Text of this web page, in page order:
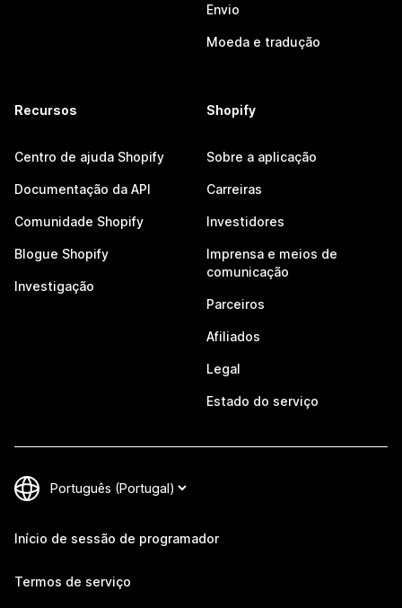
Envio
Moeda e tradução
Recursos
Centro de ajuda Shopify
Documentação da API
Comunidade Shopify
Blogue Shopify
Investigação
Shopify
Sobre a aplicação
Carreiras
Investidores
Imprensa e meios de
comunicação
Parceiros
Afiliados
Legal
Estado do serviço
Início de sessão de programador
Termos de serviço